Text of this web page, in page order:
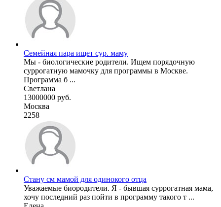
Семейная пара ищет сур. маму
Мы - биологические родители. Ищем порядочную
суррогатную мамочку для программы в Москве.
Программа б ...
Светлана
13000000 руб.
Москва
2258
Стану см мамой для одинокого отца
Уважаемые биородители. Я - бывшая суррогатная мама,
хочу последний раз пойти в программу такого т ...